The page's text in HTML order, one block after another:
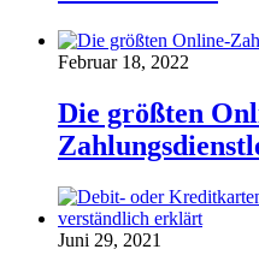
Februar 18, 2022
Die größten
Juni 29, 2021